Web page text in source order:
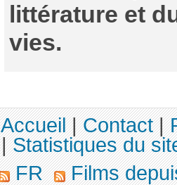
littérature et
vies.
Accueil|Contact|
|Statistiques du
FR
Films